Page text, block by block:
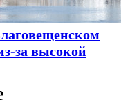
за высокой